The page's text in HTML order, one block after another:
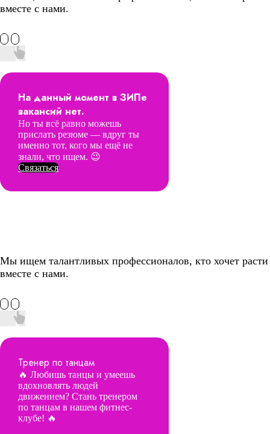
вместе с нами.
На данный момент в ЗИПе
вакансий нет.
Но ты всё равно можешь
прислать резюме — вдруг ты
именно тот, кого мы ещё не
знали, что ищем. 😉
Связаться
Мы ищем талантливых профессионалов, кто хочет расти
вместе с нами.
Тренер по танцам
🔥 Любишь танцы и умеешь
вдохновлять людей
движением? Стань тренером
по танцам в нашем фитнес-
клубе! 🔥